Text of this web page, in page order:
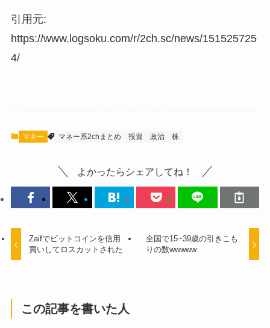
引用元:
https://www.logsoku.com/r/2ch.sc/news/151525725
4/
マネー マネー系2chまとめ 投資 政治 株
よかったらシェアしてね！
Zaifでビットコインを信用
買いしてロスカットされた
全国で15~39歳の引きこも
りの数wwwww
この記事を書いた人